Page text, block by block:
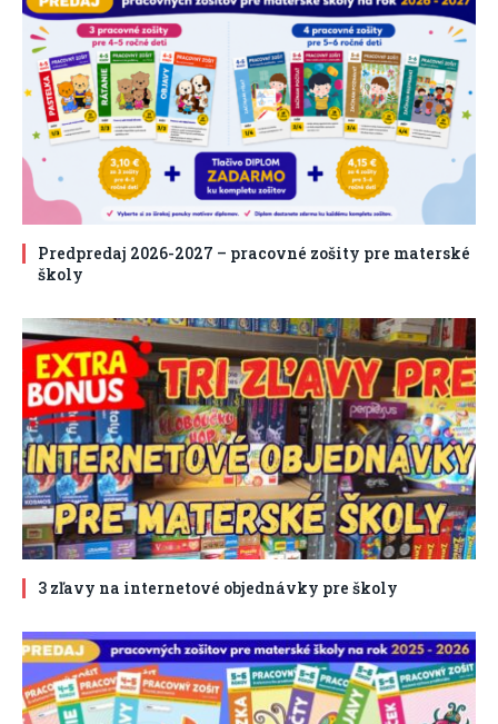
Predpredaj 2026-2027 – pracovné zošity pre materské
školy
3 zľavy na internetové objednávky pre školy